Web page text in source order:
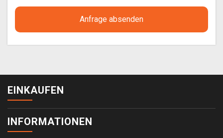
Anfrage absenden
EINKAUFEN
INFORMATIONEN